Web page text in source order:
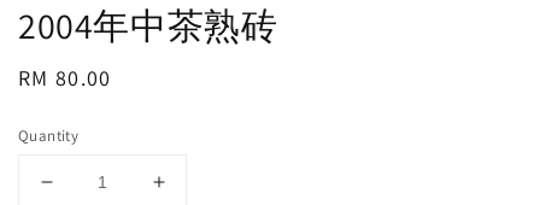
2004年中茶熟砖
Regular
RM 80.00
Quantity